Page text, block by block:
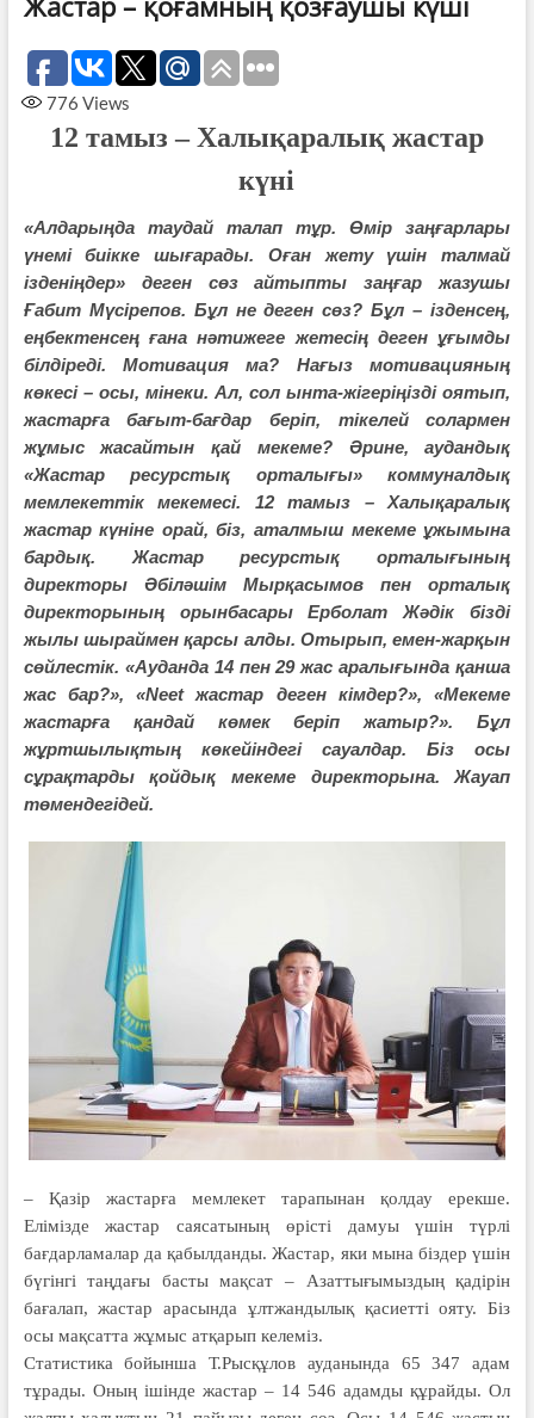
776 Views
12 тамыз – Халықаралық жастар
күні
«Алдарыңда таудай талап тұр. Өмір заңғарлары
үнемі биікке шығарады. Оған жету үшін талмай
ізденіңдер» деген сөз айтыпты заңғар жазушы
Ғабит Мүсірепов. Бұл не деген сөз? Бұл – ізденсең,
еңбектенсең ғана нәтижеге жетесің деген ұғымды
білдіреді. Мотивация ма? Нағыз мотивацияның
көкесі – осы, мінеки. Ал, сол ынта-жігеріңізді оятып,
жастарға бағыт-бағдар беріп, тікелей солармен
жұмыс жасайтын қай мекеме? Әрине, аудандық
«Жастар ресурстық орталығы» коммуналдық
мемлекеттік мекемесі. 12 тамыз – Халықаралық
жастар күніне орай, біз, аталмыш мекеме ұжымына
бардық. Жастар ресурстық орталығының
директоры Әбіләшім Мырқасымов пен орталық
директорының орынбасары Ерболат Жәдік бізді
жылы шыраймен қарсы алды. Отырып, емен-жарқын
сөйлестік. «Ауданда 14 пен 29 жас аралығында қанша
жас бар?», «Neet жастар деген кімдер?», «Мекеме
жастарға қандай көмек беріп жатыр?». Бұл
жұртшылықтың көкейіндегі сауалдар. Біз осы
сұрақтарды қойдық мекеме директорына. Жауап
төмендегідей.
– Қазір жастарға мемлекет тарапынан қолдау ерекше.
Елімізде жастар саясатының өрісті дамуы үшін түрлі
бағдарламалар да қабылданды. Жастар, яки мына біздер үшін
бүгінгі таңдағы басты мақсат – Азаттығымыздың қадірін
бағалап, жастар арасында ұлтжандылық қасиетті ояту. Біз
осы мақсатта жұмыс атқарып келеміз.
Статистика бойынша Т.Рысқұлов ауданында 65 347 адам
тұрады. Оның ішінде жастар – 14 546 адамды құрайды. Ол